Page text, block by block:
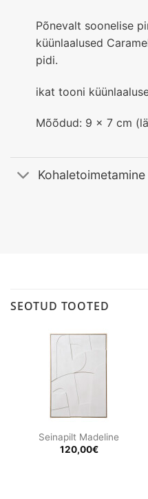
Põnevalt soonelise
küünlaalused
pidi.
ikat tooni
Mõõdud: 9 x 7 cm
Kohaletoimetamine
SEOTUD TOOTED
Seinapilt Madeline
120,00€